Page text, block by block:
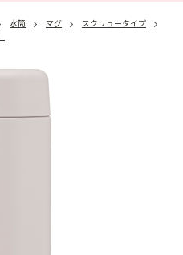
水筒 マグ
スクリュータイプ